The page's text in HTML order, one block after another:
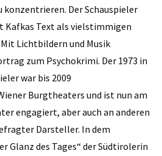
konzentrieren. Der Schauspieler
Text als vielstimmigen
Lichtbildern und Musik
zum Psychokrimi. Der 1973 in
war bis 2009
Burgtheaters und ist nun am
engagiert, aber auch an anderen
Darsteller. In dem
Glanz des Tages“ der Südtirolerin